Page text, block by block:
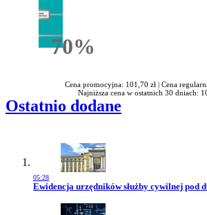
70%Rabatu
Cena promocyjna: 101,70 zł | Cena
Najniższa cena w ostatnich 30 dniach:
Ostatnio dodane
05:28
Przejdź do artykułu:
Ewidencja urzędników służby cywilnej pod